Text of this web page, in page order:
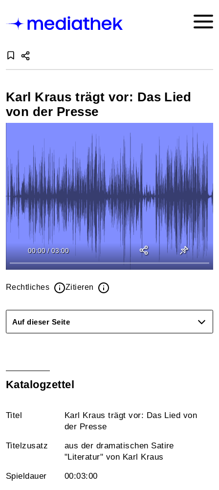
Karl Kraus trägt vor: Das Lied
von der Presse
00:00 / 03:00
Rechtliches Zitieren
Auf dieser Seite
Katalogzettel
Titel
Karl Kraus trägt vor: Das Lied von
der Presse
Titelzusatz
aus der dramatischen Satire
"Literatur" von Karl Kraus
Spieldauer 00:03:00